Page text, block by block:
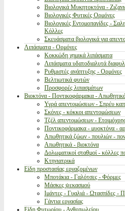
Βιολογικά Μυκητοκτόνα -
Βιολογικές Φυτικές Ορμόνες
Βιολογικές Εντομοπαγίδες -
Κόλλες
Σκευάσματα βιολογικά για
Λιπάσματα - Ορμόνες
Κοκκώδη χημικά λιπάσματα
Λιπάσματα υδατοδιαλυτά
Ρυθμιστές ανάπτυξης - Ορμόνες
Βελτιωτικά φυτών
Προσφορές λιπασμάτων
Βιοκτόνα - Ποντικοφάρμακα -
Υγρά απεντομώσεων - Σπρέυ
Σκόνες - κόκκοι απεντομώσεων
Τζέλ απεντομώσεων -
Ποντικοφάρμακα - μυοκτόνα -
Απωθητικά ζώων - πουλιών -
Απωθητικά - βιοκτόνα
Δολωματικοί σταθμοί - κόλλες
Κτηνιατρικά
Είδη προστασίας εργαζομένων
Μποτάκια - Γαλότσες - Φόρμες
Μάσκες ψεκασμού
Ιμάντες - Γυαλιά - Ωτασπίδες -
Γάντια εργασίας
Είδη Φυτωρίου - Ανθοπωλείου